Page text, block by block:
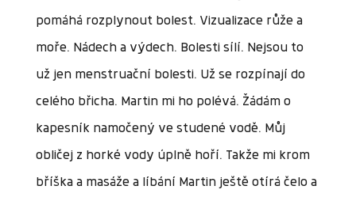
pomáhá rozplynout bolest. Vizualizace růže a
moře. Nádech a výdech. Bolesti sílí. Nejsou to
už jen menstruační bolesti. Už se rozpínají do
celého břicha. Martin mi ho polévá. Žádám o
kapesník namočený ve studené vodě. Můj
obličej z horké vody úplně hoří. Takže mi krom
bříška a masáže a líbání Martin ještě otírá čelo a